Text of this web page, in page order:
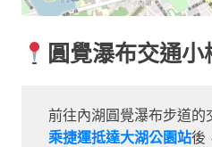
圓覺瀑布交通小
前往內湖圓覺瀑布步道的
乘捷運抵達大湖公園站後